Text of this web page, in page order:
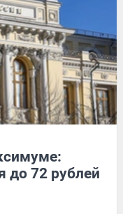
до 72 рублей